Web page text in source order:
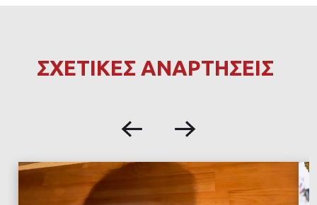
ΣΧΕΤΙΚΕΣ ΑΝΑΡΤΗΣΕΙΣ